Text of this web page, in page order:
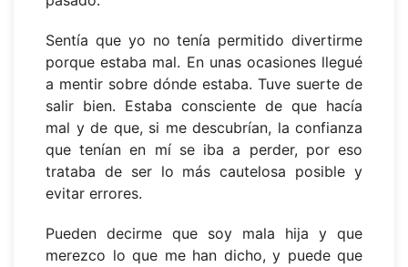
Sentía que yo no tenía permitido divertirme
porque estaba mal. En unas ocasiones llegué
a mentir sobre dónde estaba. Tuve suerte de
salir bien. Estaba consciente de que hacía
mal y de que, si me descubrían, la confianza
que tenían en mí se iba a perder, por eso
trataba de ser lo más cautelosa posible y
evitar errores.
Pueden decirme que soy mala hija y que
merezco lo que me han dicho, y puede que